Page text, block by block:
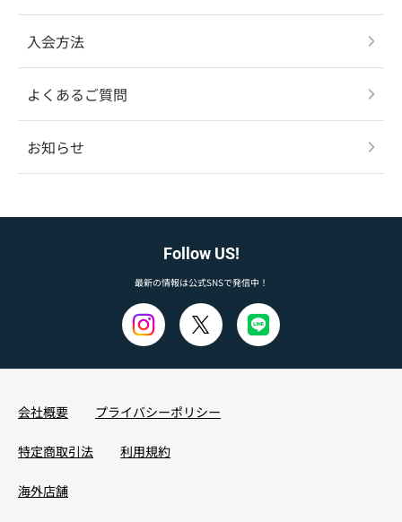
入会方法
よくあるご質問
お知らせ
Follow US!
最新の情報は公式SNSで発信中！
会社概要 プライバシーポリシー
特定商取引法 利用規約
海外店舗